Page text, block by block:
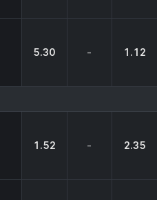
5.30 - 1.12
1.52 - 2.35